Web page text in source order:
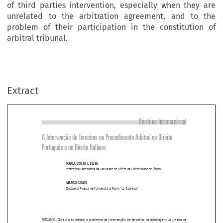
of third parties intervention, especially when they are
unrelated to the arbitration agreement, and to the
problem of their participation in the constitution of
arbitral tribunal.
Extract









A Intervenção de Terceiros no Procedimento Arbitral no Direito
Português e no Direito Italiano
PAULA COSTA E SILVA
sua legislação (portuguesa e italiana), que diferem no fato de que a primeira não trata explicita